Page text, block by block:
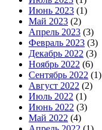
Июнь 2023 (1)
Май 2023 (2)
Апрель 2023 (3)
Февраль 2023 (3)
Декабрь 2022 (3)
Ноябрь 2022 (6)
Сентябрь 2022 (1)
Август 2022 (2)
Июль 2022 (1)
Июнь 2022 (3)
Май 2022 (4)